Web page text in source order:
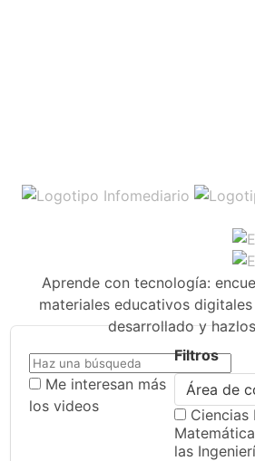
Aprende con tecnología:
materiales educativos
desarrollado y
Me interesan más
los videos
Filtros
Área de
Ciencias
las